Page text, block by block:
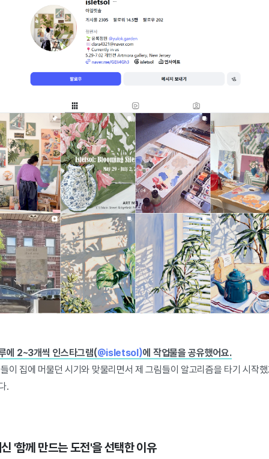
에 2~3개씩 인스타그램(@isletsol)에 작업물을 공유했어요.
이 집에 머물던 시기와 맞물리면서 제 그림들이 알고리즘을 타기 시작
.
'함께 만드는 도전'을 선택한 이유